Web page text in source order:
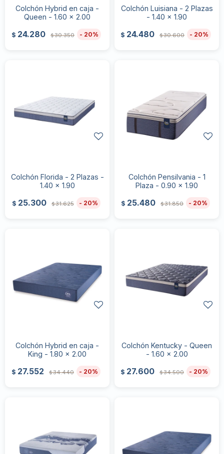
Colchón Hybrid en caja -
Queen - 1.60 x 2.00
$ 24.280 $30.350 20
Colchón Luisiana - 2 Plazas
- 1.40 x 1.90
$ 24.480 $30.600 20
Colchón Florida - 2 Plazas -
1.40 x 1.90
$ 25.300 $31.625 20
Colchón Pensilvania - 1
Plaza - 0.90 x 1.90
$ 25.480 $31.850 20
Colchón Hybrid en caja -
King - 1.80 x 2.00
$ 27.552 $34.440 20
Colchón Kentucky - Queen
- 1.60 x 2.00
$ 27.600 $34.500 20